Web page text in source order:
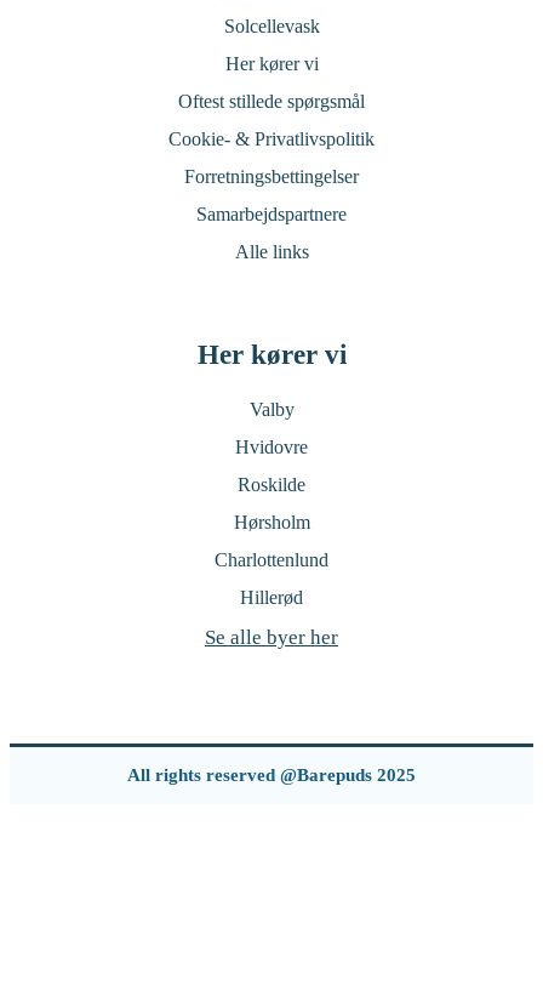
Solcellevask
Her kører vi
Oftest stillede spørgsmål
Cookie- & Privatlivspolitik
Forretningsbettingelser
Samarbejdspartnere
Alle links
Her kører vi
Valby
Hvidovre
Roskilde
Hørsholm
Charlottenlund
Hillerød
Se alle byer her
All rights reserved @Barepuds 2025